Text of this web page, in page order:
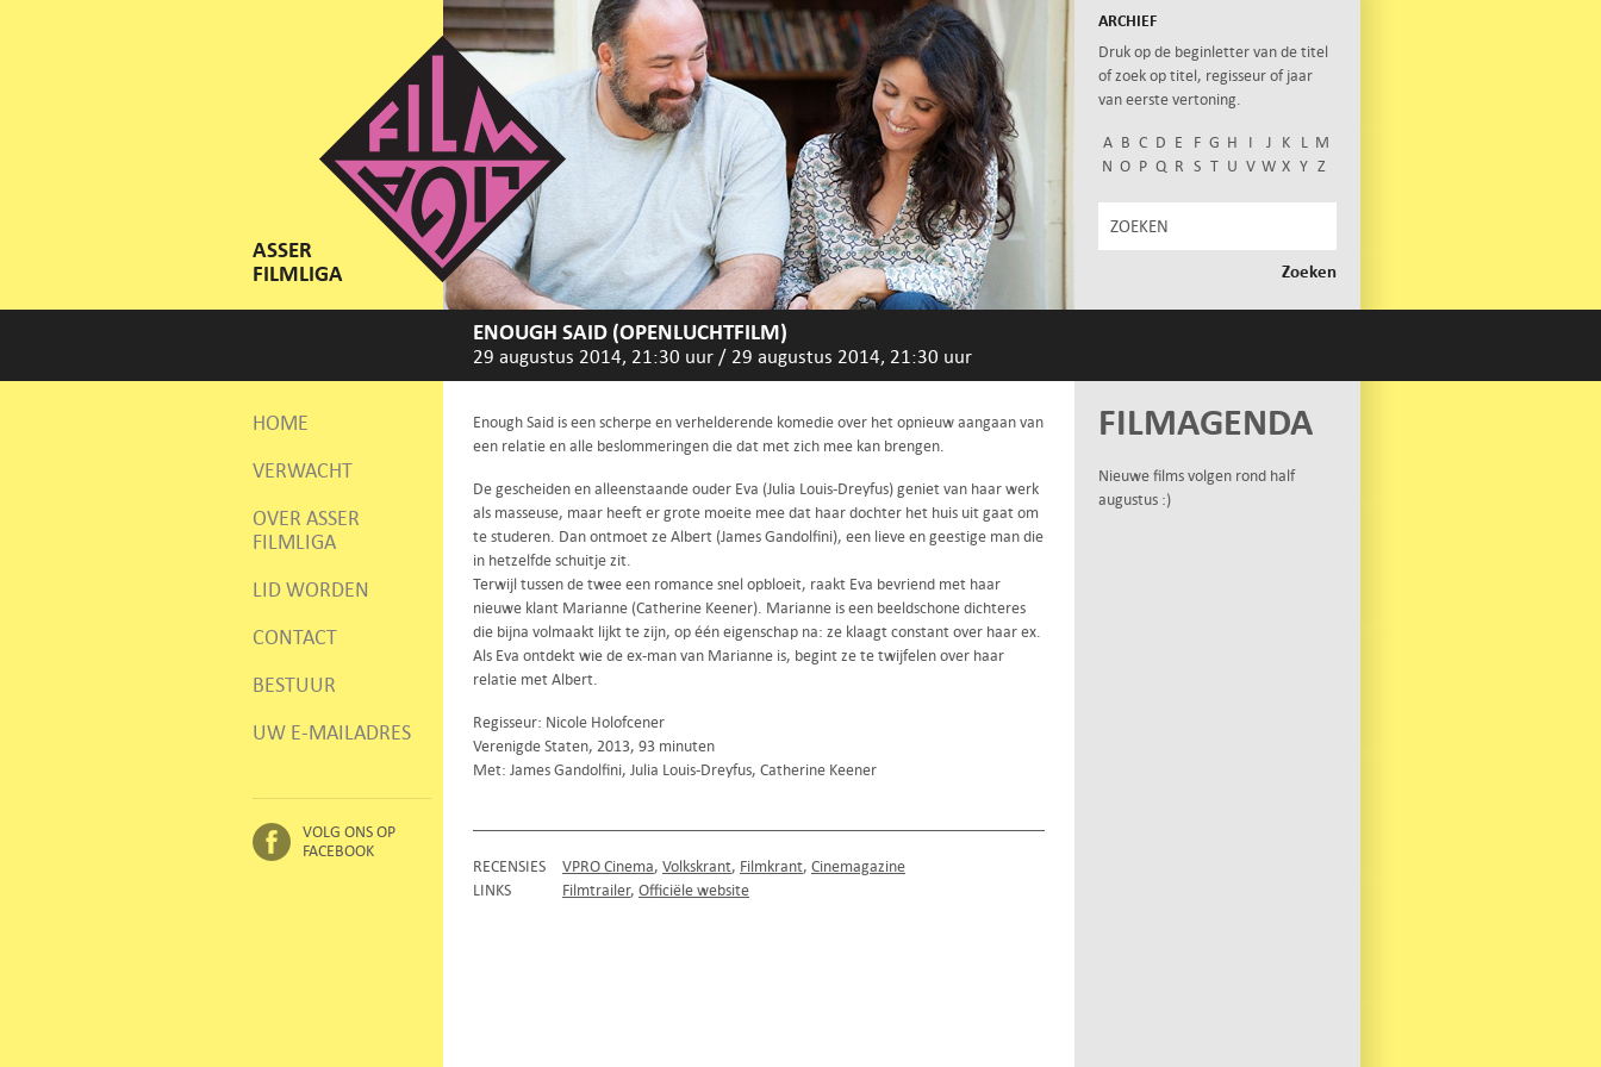
ASSER
FILMLIGA
ARCHIEF
Druk op de beginletter van de titel
of zoek op titel, regisseur of jaar
van eerste vertoning.
A B C D E F G H I J K L M
N O P Q R S T U V W X Y Z
ENOUGH SAID (OPENLUCHTFILM)
29 augustus 2014, 21:30 uur / 29 augustus 2014, 21:30 uur
HOME
VERWACHT
OVER ASSER
FILMLIGA
LID WORDEN
CONTACT
BESTUUR
UW E-MAILADRES
VOLG ONS OP
FACEBOOK
Enough Said is een scherpe en verhelderende komedie over het opnieuw aangaan van
een relatie en alle beslommeringen die dat met zich mee kan brengen.
De gescheiden en alleenstaande ouder Eva (Julia Louis-Dreyfus) geniet van haar werk
als masseuse, maar heeft er grote moeite mee dat haar dochter het huis uit gaat om
te studeren. Dan ontmoet ze Albert (James Gandolfini), een lieve en geestige man die
in hetzelfde schuitje zit.
Terwijl tussen de twee een romance snel opbloeit, raakt Eva bevriend met haar
nieuwe klant Marianne (Catherine Keener). Marianne is een beeldschone dichteres
die bijna volmaakt lijkt te zijn, op één eigenschap na: ze klaagt constant over haar ex.
Als Eva ontdekt wie de ex-man van Marianne is, begint ze te twijfelen over haar
relatie met Albert.
Regisseur: Nicole Holofcener
Verenigde Staten, 2013, 93 minuten
Met: James Gandolfini, Julia Louis-Dreyfus, Catherine Keener
RECENSIES VPRO Cinema Volkskrant Filmkrant Cinemagazine
LINKS
Filmtrailer Officiële website
FILMAGENDA
Nieuwe films volgen rond half
augustus :)